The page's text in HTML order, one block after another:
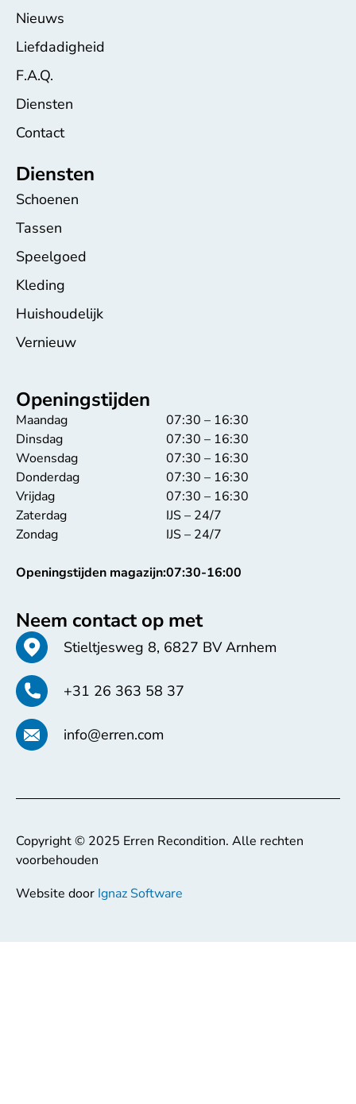
Nieuws
Liefdadigheid
F.A.Q.
Diensten
Contact
Diensten
Schoenen
Tassen
Speelgoed
Kleding
Huishoudelijk
Vernieuw
Openingstijden
Maandag
Dinsdag
Woensdag
Donderdag
Vrijdag
Zaterdag
Zondag
Openingstijden magazijn:
07:30 – 16:30
07:30 – 16:30
07:30 – 16:30
07:30 – 16:30
07:30 – 16:30
IJS – 24/7
IJS – 24/7
07:30-16:00
Neem contact op met
Stieltjesweg 8, 6827 BV Arnhem
+31 26 363 58 37
info@erren.com
Copyright © 2025 Erren Recondition. Alle rechten
voorbehouden
Website door Ignaz Software